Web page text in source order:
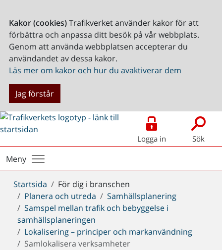
Kakor (cookies)Trafikverket använder kakor för att
förbättra och anpassa ditt besök på vår webbplats.
Genom att använda webbplatsen accepterar du
användandet av dessa kakor.
Läs mer om kakor och hur du avaktiverar dem
Jag förstår
Logga in Sök
Meny
Du
är
här:
Startsida
För dig i branschen
Planera och utreda
Samhällsplanering
Samspel mellan trafik och bebyggelse i
samhällsplaneringen
Lokalisering – principer och markanvändning
Samlokalisera verksamheter